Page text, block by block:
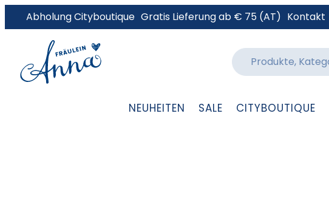
Abholung Cityboutique Gratis Lieferung ab € 75 (AT) Kontakt
NEUHEITEN SALE CITYBOUTIQUE